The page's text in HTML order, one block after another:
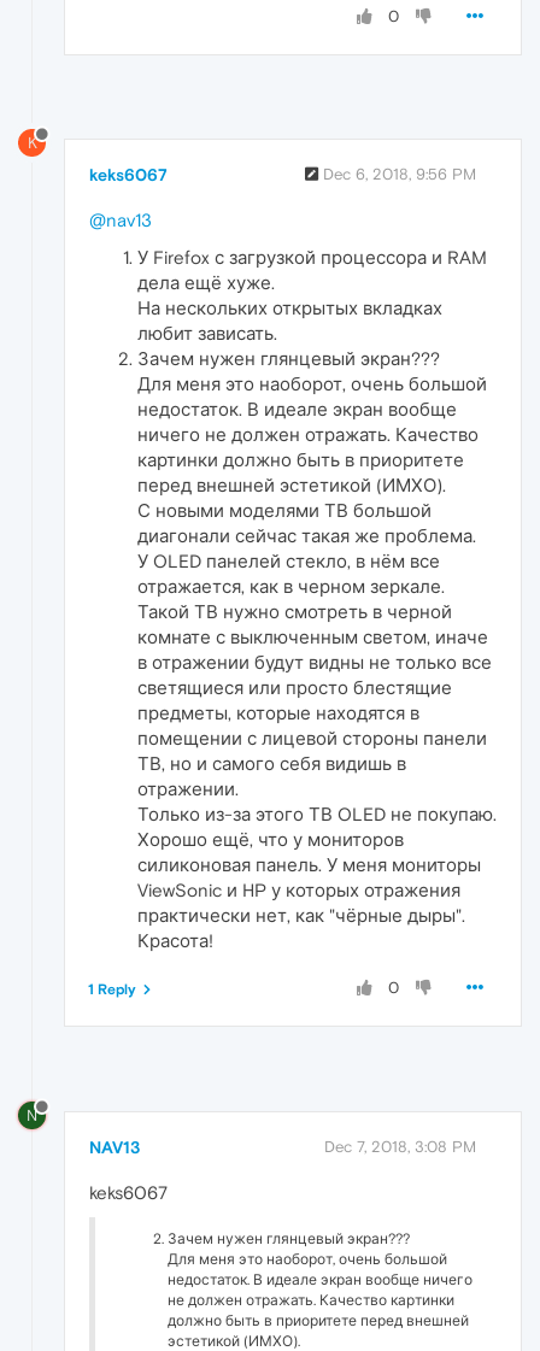
0
K
keks6067 Dec 6, 2018, 9:56 PM
@nav13
У Firefox с загрузкой процессора и RAM
дела ещё хуже.
На нескольких открытых вкладках
любит зависать.
Зачем нужен глянцевый экран???
Для меня это наоборот, очень большой
недостаток. В идеале экран вообще
ничего не должен отражать. Качество
картинки должно быть в приоритете
перед внешней эстетикой (ИМХО).
С новыми моделями ТВ большой
диагонали сейчас такая же проблема.
У OLED панелей стекло, в нём все
отражается, как в черном зеркале.
Такой ТВ нужно смотреть в черной
комнате с выключенным светом, иначе
в отражении будут видны не только все
светящиеся или просто блестящие
предметы, которые находятся в
помещении с лицевой стороны панели
ТВ, но и самого себя видишь в
отражении.
Только из-за этого ТВ OLED не покупаю.
Хорошо ещё, что у мониторов
силиконовая панель. У меня мониторы
ViewSonic и HP у которых отражения
практически нет, как "чёрные дыры".
Красота!
0
1 Reply
N
NAV13 Dec 7, 2018, 3:08 PM
keks6067
Зачем нужен глянцевый экран???
Для меня это наоборот, очень большой
недостаток. В идеале экран вообще ничего
не должен отражать. Качество картинки
должно быть в приоритете перед внешней
эстетикой (ИМХО).